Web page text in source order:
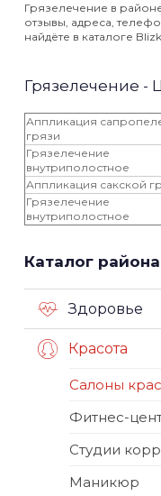
Грязелечение в
отзывы, адреса,
найдёте в каталоге
Грязелечение -
Аппликация
грязи
Грязелечение
внутриполостное
Аппликация сакской
Грязелечение
внутриполостное
Каталог
Здоровье
Красота
Салоны
Фитнес-
Студии
Маникюр